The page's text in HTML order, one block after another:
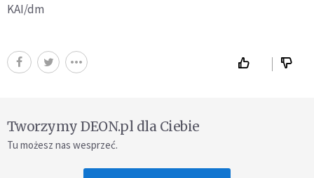
KAI/dm
Tworzymy DEON.pl dla Ciebie
Tu możesz nas wesprzeć.